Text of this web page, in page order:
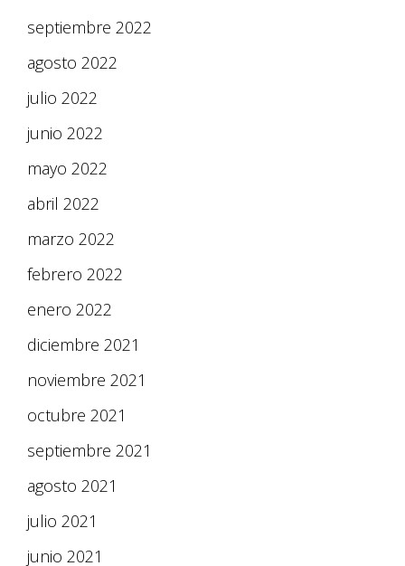
septiembre 2022
agosto 2022
julio 2022
junio 2022
mayo 2022
abril 2022
marzo 2022
febrero 2022
enero 2022
diciembre 2021
noviembre 2021
octubre 2021
septiembre 2021
agosto 2021
julio 2021
junio 2021